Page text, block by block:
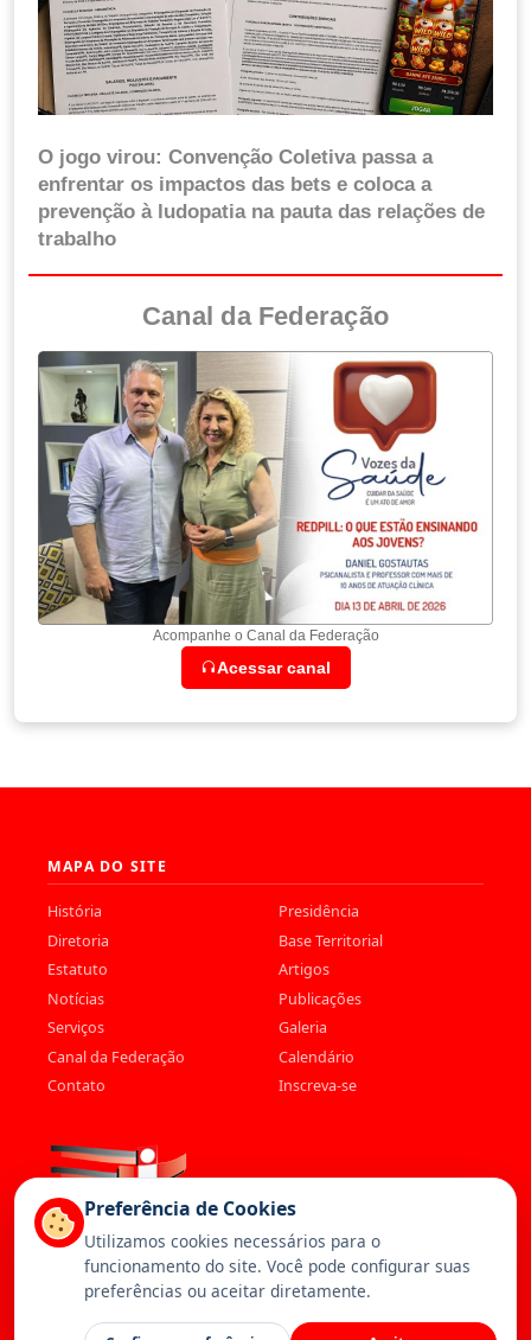
O jogo virou: Convenção Coletiva passa a
enfrentar os impactos das bets e coloca a
prevenção à ludopatia na pauta das relações de
trabalho
Canal da Federação
Acompanhe o Canal da Federação
Acessar canal
MAPA DO SITE
História
Presidência
Diretoria
Base Territorial
Estatuto
Artigos
Notícias
Publicações
Serviços
Galeria
Canal da Federação
Calendário
Contato
Inscreva-se
Preferência de Cookies
Utilizamos cookies necessários para o
funcionamento do site. Você pode configurar suas
preferências ou aceitar diretamente.